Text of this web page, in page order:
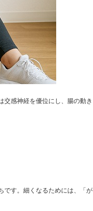
交感神経を優位にし、腸の動き
です。細くなるためには、「が